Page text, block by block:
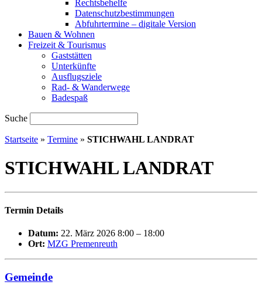
Rechtsbehelfe
Datenschutzbestimmungen
Abfuhrtermine – digitale Version
Bauen & Wohnen
Freizeit & Tourismus
Gaststätten
Unterkünfte
Ausflugsziele
Rad- & Wanderwege
Badespaß
Suche
Startseite » Termine » STICHWAHL LANDRAT
STICHWAHL LANDRAT
Termin Details
Datum: 22. März 2026 8:00 – 18:00
Ort: MZG Premenreuth
Gemeinde